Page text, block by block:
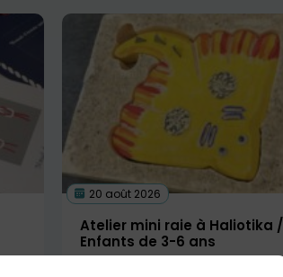
20 août 2026
Atelier mini raie à Haliotika /
Enfants de 3-6 ans